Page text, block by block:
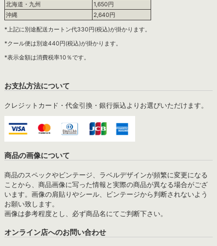
北海道・九州
1,650円
沖縄
2,640円
*上記に別途配送カートン代330円(税込)が掛かります。
*クール便は別途440円(税込)が掛かります。
*表示金額は消費税率10％です。
お支払方法について
クレジットカード・代金引換・銀行振込よりお選びいただけます。
商品の画像について
商品のスペックやビンテージ、ラベルデザインが頻繁に変更になる
ことから、商品画像に写った情報と実際の商品が異なる場合がござ
います。画像の肩貼りやシール、ビンテージから判断されないよう
お願い致します。
画像は参考程度とし、必ず商品名にてご判断下さい。
オンライン店へのお問い合わせ